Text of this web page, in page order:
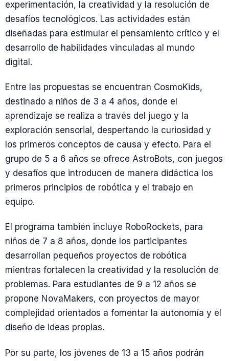
experimentación, la creatividad y la resolución de
desafíos tecnológicos. Las actividades están
diseñadas para estimular el pensamiento crítico y el
desarrollo de habilidades vinculadas al mundo
digital.
Entre las propuestas se encuentran CosmoKids,
destinado a niños de 3 a 4 años, donde el
aprendizaje se realiza a través del juego y la
exploración sensorial, despertando la curiosidad y
los primeros conceptos de causa y efecto. Para el
grupo de 5 a 6 años se ofrece AstroBots, con juegos
y desafíos que introducen de manera didáctica los
primeros principios de robótica y el trabajo en
equipo.
El programa también incluye RoboRockets, para
niños de 7 a 8 años, donde los participantes
desarrollan pequeños proyectos de robótica
mientras fortalecen la creatividad y la resolución de
problemas. Para estudiantes de 9 a 12 años se
propone NovaMakers, con proyectos de mayor
complejidad orientados a fomentar la autonomía y el
diseño de ideas propias.
Por su parte, los jóvenes de 13 a 15 años podrán